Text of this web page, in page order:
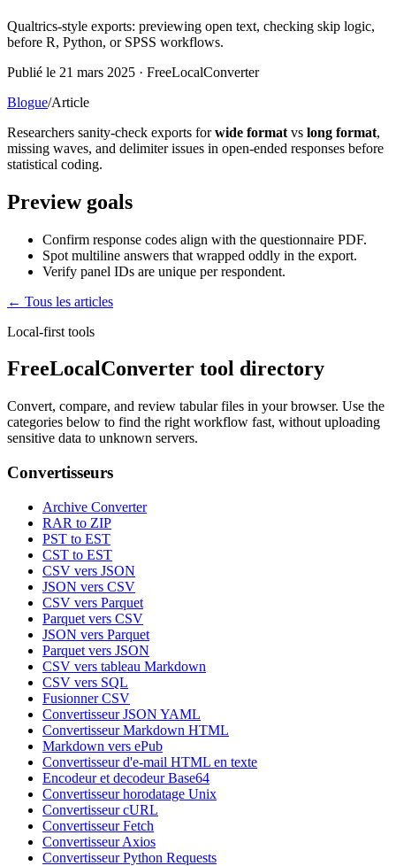
Qualtrics-style exports: previewing open text, checking skip logic,
before R, Python, or SPSS workflows.
Publié le 21 mars 2025 · FreeLocalConverter
Blogue/Article
Researchers sanity-check exports forwide format vs long format,
missing waves, and delimiter issues in open-ended responses before
statistical coding.
Preview goals
Confirm response codes align with the questionnaire PDF.
Spot multiline answers that wrapped oddly in the export.
Verify panel IDs are unique per respondent.
← Tous les articles
Local-first tools
FreeLocalConverter tool directory
Convert, compare, and review tabular files in your browser. Use the
categories below to find the right workflow fast, without uploading
sensitive data to unknown servers.
Convertisseurs
Archive Converter
RAR to ZIP
PST to EST
CST to EST
CSV vers JSON
JSON vers CSV
CSV vers Parquet
Parquet vers CSV
JSON vers Parquet
Parquet vers JSON
CSV vers tableau Markdown
CSV vers SQL
Fusionner CSV
Convertisseur JSON YAML
Convertisseur Markdown HTML
Markdown vers ePub
Convertisseur d'e-mail HTML en texte
Encodeur et decodeur Base64
Convertisseur horodatage Unix
Convertisseur cURL
Convertisseur Fetch
Convertisseur Axios
Convertisseur Python Requests